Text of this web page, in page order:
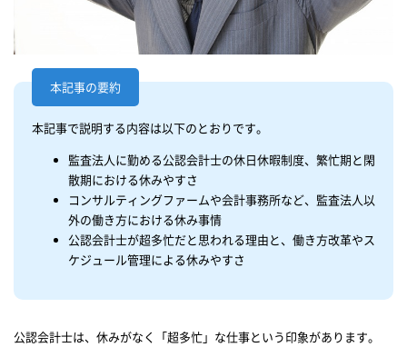
本記事の要約
本記事で説明する内容は以下のとおりです。
監査法人に勤める公認会計士の休日休暇制度、繁忙期と閑
散期における休みやすさ
コンサルティングファームや会計事務所など、監査法人以
外の働き方における休み事情
公認会計士が超多忙だと思われる理由と、働き方改革やス
ケジュール管理による休みやすさ
公認会計士は、休みがなく「超多忙」な仕事という印象があります。